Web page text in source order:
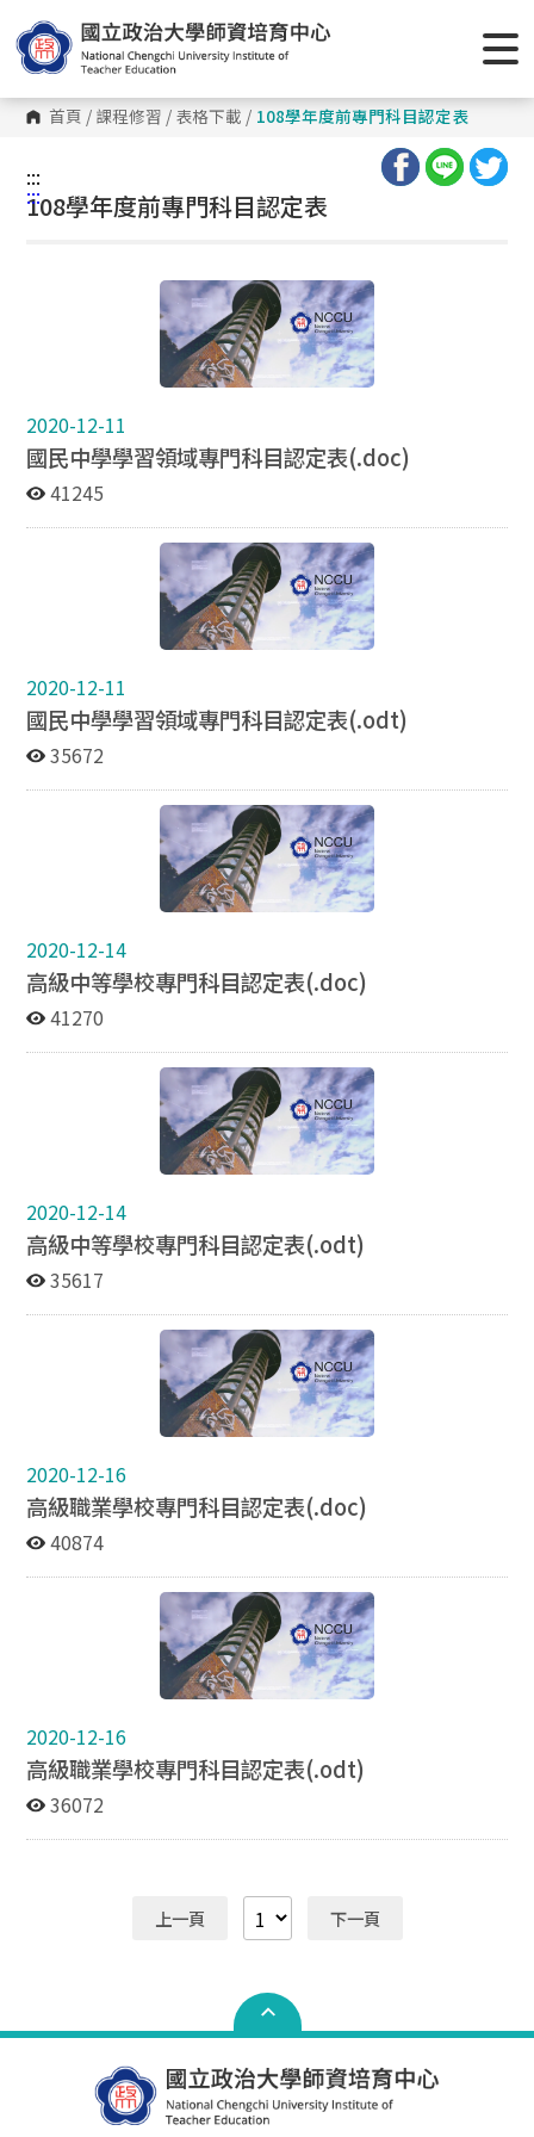
首頁 / 課程修習 / 表格下載 / 108學年度前專門科目認定表
:::
:::
108學年度前專門科目認定表
2020-12-11
國民中學學習領域專門科目認定表(.doc)
41245
2020-12-11
國民中學學習領域專門科目認定表(.odt)
35672
2020-12-14
高級中等學校專門科目認定表(.doc)
41270
2020-12-14
高級中等學校專門科目認定表(.odt)
35617
2020-12-16
高級職業學校專門科目認定表(.doc)
40874
2020-12-16
高級職業學校專門科目認定表(.odt)
36072
上一頁 下一頁